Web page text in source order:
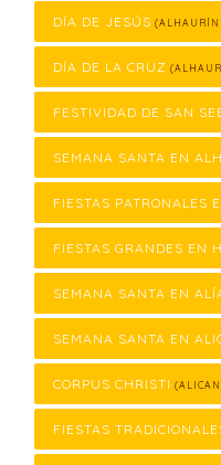
DÍA DE JESÚS (ALHAURÍN
DÍA DE LA CRUZ
FESTIVIDAD DE SAN
SEMANA SANTA EN
FIESTAS PATRONALES
FIESTAS GRANDES EN
SEMANA SANTA EN
SEMANA SANTA EN
CORPUS CHRISTI
FIESTAS